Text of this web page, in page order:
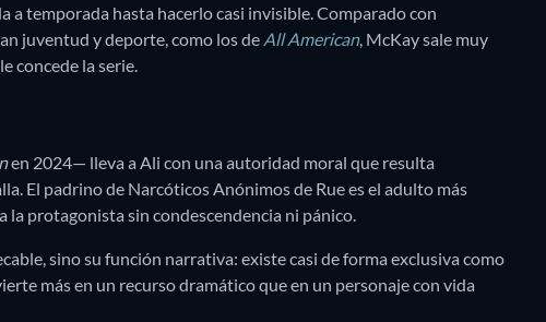
a temporada hasta hacerlo casi invisible. Comparado con
juventud y deporte, como los de All American, McKay sale muy
concede la serie.
en 2024— lleva a Ali con una autoridad moral que resulta
El padrino de Narcóticos Anónimos de Rue es el adulto más
la protagonista sin condescendencia ni pánico.
sino su función narrativa: existe casi de forma exclusiva como
más en un recurso dramático que en un personaje con vida